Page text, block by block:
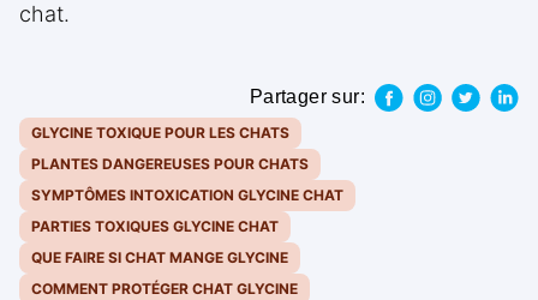
chat.
Partager sur:
GLYCINE TOXIQUE POUR LES CHATS
PLANTES DANGEREUSES POUR CHATS
SYMPTÔMES INTOXICATION GLYCINE CHAT
PARTIES TOXIQUES GLYCINE CHAT
QUE FAIRE SI CHAT MANGE GLYCINE
COMMENT PROTÉGER CHAT GLYCINE